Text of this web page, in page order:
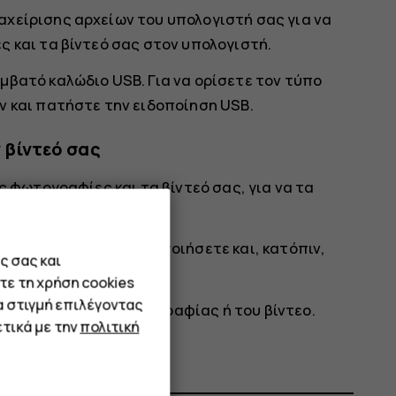
αρχείων του υπολογιστή σας για να
και τα βίντεό σας στον υπολογιστή.
καλώδιο USB. Για να ορίσετε τον τύπο
και πατήστε την ειδοποίηση USB.
σας
φωτογραφίες και τα βίντεό σας, για να τα
που θέλετε να κοινοποιήσετε και, κατόπιν,
της φωτογραφίας ή του βίντεο.
σας και
τη χρήση cookies
επιλέγοντας
με τηνπολιτική